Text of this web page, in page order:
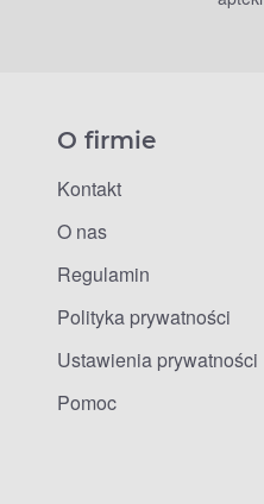
O firmie
Kontakt
O nas
Regulamin
Polityka prywatności
Ustawienia prywatności
Pomoc